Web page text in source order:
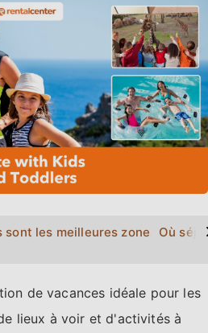
à visiter avec des enfants?
sont les meilleures zones pour
Où
de vacances idéale pour les
lieux à voir et d'activités à